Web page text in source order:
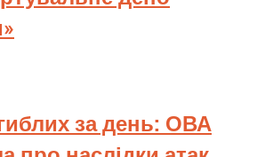
за день: ОВА